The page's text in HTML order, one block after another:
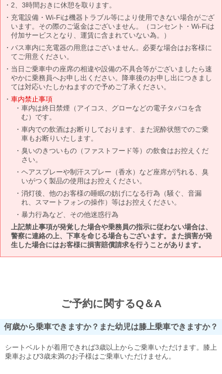
2、3時間おきに休憩を取ります。
充電設備・Wi-Fiは機器トラブル等により使用できない場合がござ
います。その際のご返金はございません。（コンセント・Wi-Fiは
付加サービスとなり、運賃に含まれていない為。）
バス車内に充電器の用意はございません。必要な場合はお客様に
てご用意ください。
当日ご乗車中の座席の相違や設備の不具合等がございましたら速
やかに乗務員へお申し出ください。降車後のお申し出につきまし
ては対応いたしかねますので予めご了承ください。
車内禁止事項
車内は終日禁煙（アイコス、グローなどの電子タバコを含
む）です。
車内での飲酒はお断りしております、また泥酔状態でのご乗
車もお断りいたします。
臭いのきついもの（ファストフード等）の飲食はお控えくだ
さい。
ヘアスプレーや制汗スプレー（香水）など座席が汚れる、臭
いがつく製品の使用はお控えください。
消灯後、他のお客様の睡眠の妨げになる行為（騒ぐ、音漏
れ、スマートフォンの操作）等はお控えください。
暴力行為など、その他迷惑行為
上記禁止事項が発覚した場合や乗務員の指示に従わない場合は、
警察に連絡の上、下車を命じる場合もございます。また損害が発
生した場合にはお客様に損害賠償請求を行うことがあります。
ご予約に関するQ＆A
何歳から乗車できますか？また幼児は膝上乗車できますか？
シートベルトが着用できれば3歳以上からご乗車いただけます。膝上
乗車および3歳未満のお子様はご乗車いただけません。